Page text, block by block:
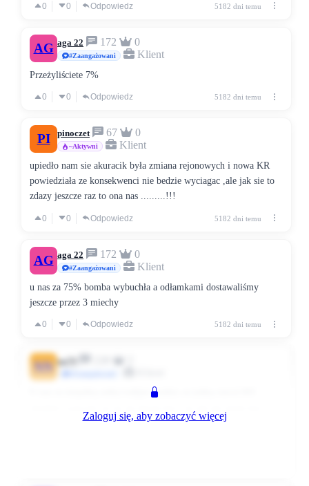
0 0 Odpowiedz 5182 dni temu
AG aga 22 172 0
#Zaangażowani Klient
Przeżyliściete 7%
0 0 Odpowiedz 5182 dni temu
PI pinoczet 67 0
~Aktywni Klient
upiedło nam sie akuracik była zmiana rejonowych i nowa KR
powiedziała ze konsekwenci nie bedzie wyciagac ,ale jak sie to
zdazy jeszcze raz to ona nas .........!!!
0 0 Odpowiedz 5182 dni temu
AG aga 22 172 0
#Zaangażowani Klient
u nas za 75% bomba wybuchła a odłamkami dostawaliśmy
jeszcze przez 3 miechy
0 0 Odpowiedz 5182 dni temu
NN nn79
U nas za niepełną setkę (odjęte punkty za jedną rzecz) KS
Ale od kiedy nie było setki i mógł się przyczynić do tego
Zaloguj się, aby zobaczyć więcej